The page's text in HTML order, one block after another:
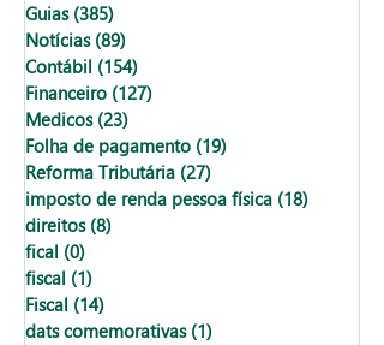
Guias (385)
Notícias (89)
Contábil (154)
Financeiro (127)
Medicos (23)
Folha de pagamento (19)
Reforma Tributária (27)
imposto de renda pessoa física (18)
direitos (8)
fical (0)
fiscal (1)
Fiscal (14)
dats comemorativas (1)